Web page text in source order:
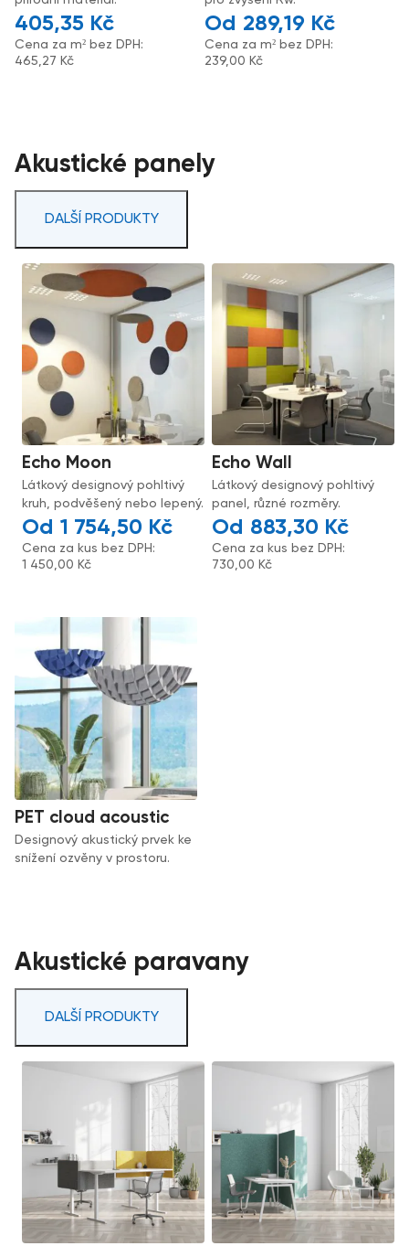
405,35 Kč
Cena za m² bez DPH:
465,27 Kč
289,19 Kč
Cena za m² bez DPH:
239,00 Kč
Akustické panely
DALŠÍ PRODUKTY
Echo Moon
Látkový designový pohltivý
kruh, podvěšený nebo lepený.
1 754,50 Kč
Cena za kus bez DPH:
1 450,00 Kč
Echo Wall
Látkový designový pohltivý
panel, různé rozměry.
883,30 Kč
Cena za kus bez DPH:
730,00 Kč
PET cloud acoustic
Designový akustický prvek ke
snížení ozvěny v prostoru.
Akustické paravany
DALŠÍ PRODUKTY